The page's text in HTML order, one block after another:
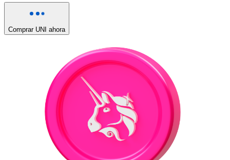
Comprar UNI ahora